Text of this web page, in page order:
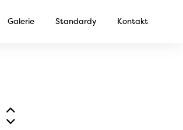
Galerie Standardy Kontakt